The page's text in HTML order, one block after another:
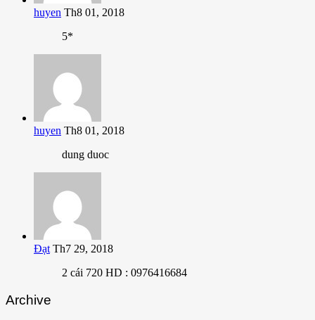
huyen Th8 01, 2018
5*
huyen Th8 01, 2018
dung duoc
Đạt Th7 29, 2018
2 cái 720 HD : 0976416684
Archive